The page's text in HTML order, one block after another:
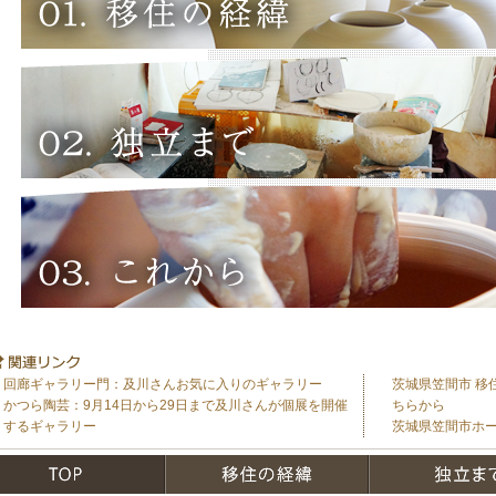
回廊ギャラリー門：及川さんお気に入りのギャラリー
かつら陶芸：9月14日から29日まで及川さんが個展を開催
するギャラリー
茨城県笠間市 移
ちらから
茨城県笠間市ホ